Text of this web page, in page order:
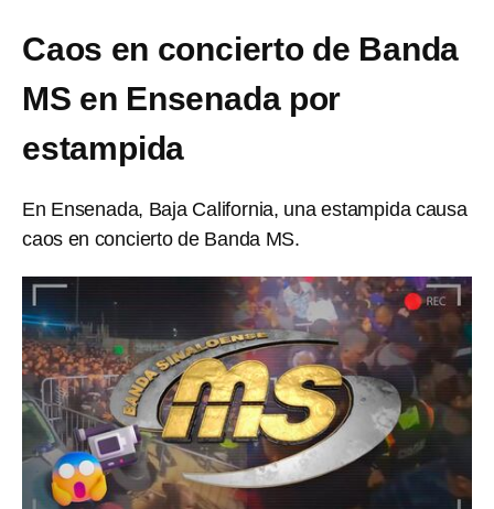
Caos en concierto de Banda
MS en Ensenada por
estampida
En Ensenada, Baja California, una estampida causa
caos en concierto de Banda MS.